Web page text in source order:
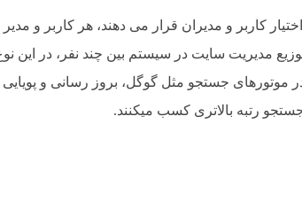
کاربر و مدیران قرار می دهند، هر کاربر و
مدیریت سایت در سیستم بین چند نفر، در این
موتورهای جستجو مثل گوگل، بروز رسانی و
رتبه بالاتری کسب میکنند.